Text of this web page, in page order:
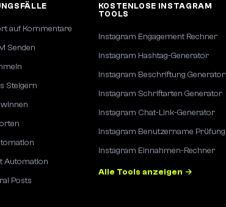
auf Kommentare
Senden
Steigern
Automation
Posts
KOSTENLOSE INSTAGRAM
TOOLS
Instagram Engagement Rechner
Instagram Hashtag-Generator
Instagram Beschriftung Generator
Instagram Schriftarten Generator
Instagram Chat-Link-Generator
Instagram Benutzername Prüfung
Instagram Einnahmen-Rechner
Alle Tools anzeigen →